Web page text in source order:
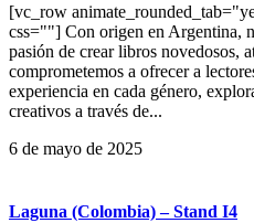
[vc_row
css=""] Con origen en Argentina,
pasión de crear libros novedosos,
comprometemos a ofrecer a
experiencia en cada género,
creativos a través de...
6 de mayo de 2025
Laguna (Colombia) – Stand I4